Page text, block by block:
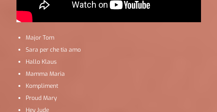
Major Tom
Sara per che tia amo
Hallo Klaus
Mamma Maria
Kompliment
Proud Mary
Hey Jude